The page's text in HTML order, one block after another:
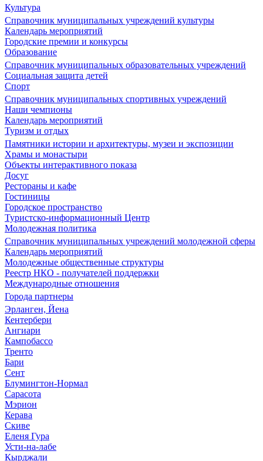
Культура
Справочник муниципальных учреждений культуры
Календарь мероприятий
Городские премии и конкурсы
Образование
Справочник муниципальных образовательных учреждений
Социальная защита детей
Спорт
Справочник муниципальных спортивных учреждений
Наши чемпионы
Календарь мероприятий
Туризм и отдых
Памятники истории и архитектуры, музеи и экспозиции
Храмы и монастыри
Объекты интерактивного показа
Досуг
Рестораны и кафе
Гостиницы
Городское пространство
Туристско-информационный Центр
Молодежная политика
Справочник муниципальных учреждений молодежной сферы
Календарь мероприятий
Молодежные общественные структуры
Реестр НКО - получателей поддержки
Международные отношения
Города партнеры
Эрланген, Йена
Кентербери
Ангиари
Кампобассо
Тренто
Бари
Сент
Блумингтон-Нормал
Сарасота
Мэрион
Керава
Скиве
Еленя Гура
Усти-на-лабе
Кырджали